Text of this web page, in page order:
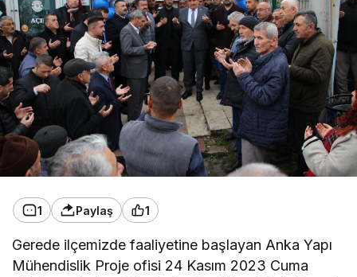
1 Paylaş 1
Gerede ilçemizde faaliyetine başlayan Anka Yapı
Mühendislik Proje ofisi 24 Kasım 2023 Cuma